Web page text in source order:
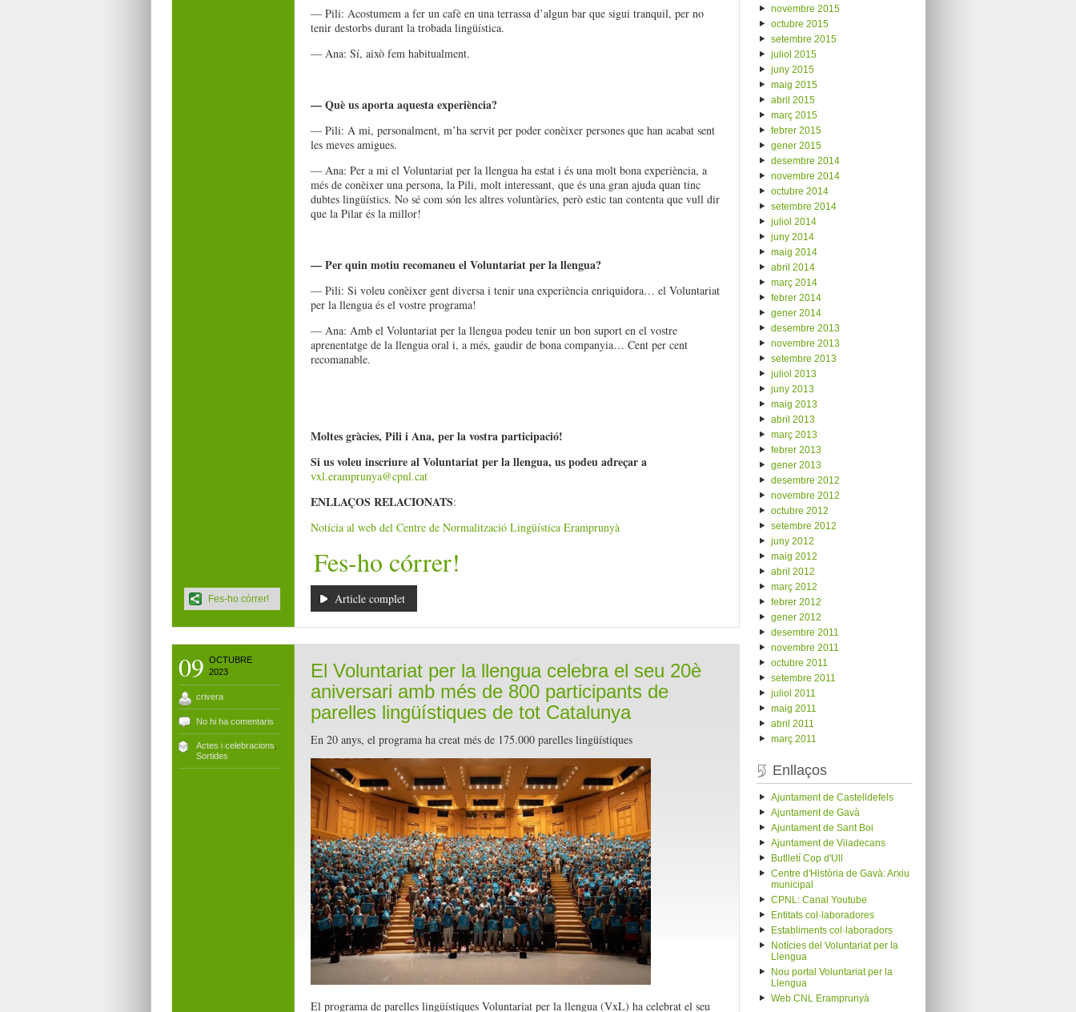
— Pili: Acostumem a fer un cafè en una terrassa d’algun bar que sigui tranquil, per no
tenir destorbs durant la trobada lingüística.
— Ana: Sí, això fem habitualment.
— Què us aporta aquesta experiència?
— Pili: A mi, personalment, m’ha servit per poder conèixer persones que han acabat sent
les meves amigues.
— Ana: Per a mi el Voluntariat per la llengua ha estat i és una molt bona experiència, a
més de conèixer una persona, la Pili, molt interessant, que és una gran ajuda quan tinc
dubtes lingüístics. No sé com són les altres voluntàries, però estic tan contenta que vull dir
que la Pilar és la millor!
— Per quin motiu recomaneu el Voluntariat per la llengua?
— Pili: Si voleu conèixer gent diversa i tenir una experiència enriquidora… el Voluntariat
per la llengua és el vostre programa!
— Ana: Amb el Voluntariat per la llengua podeu tenir un bon suport en el vostre
aprenentatge de la llengua oral i, a més, gaudir de bona companyia… Cent per cent
recomanable.
Moltes gràcies, Pili i Ana, per la vostra participació!
Si us voleu inscriure al Voluntariat per la llengua, us podeu adreçar a
vxl.eramprunya@cpnl.cat
ENLLAÇOS RELACIONATS:
Notícia al web del Centre de Normalització Lingüística Eramprunyà
Fes-ho córrer!
Article complet
Fes-ho córrer!
09 OCTUBRE
2023
crivera
No hi ha comentaris
Actes i celebracions
Sortides
El Voluntariat per la llengua celebra el seu 20è
aniversari amb més de 800 participants de
parelles lingüístiques de tot Catalunya
En 20 anys, el programa ha creat més de 175.000 parelles lingüístiques
El programa de parelles lingüístiques Voluntariat per la llengua (VxL) ha celebrat el seu
novembre 2015
octubre 2015
setembre 2015
juliol 2015
juny 2015
maig 2015
abril 2015
març 2015
febrer 2015
gener 2015
desembre 2014
novembre 2014
octubre 2014
setembre 2014
juliol 2014
juny 2014
maig 2014
abril 2014
març 2014
febrer 2014
gener 2014
desembre 2013
novembre 2013
setembre 2013
juliol 2013
juny 2013
maig 2013
abril 2013
març 2013
febrer 2013
gener 2013
desembre 2012
novembre 2012
octubre 2012
setembre 2012
juny 2012
maig 2012
abril 2012
març 2012
febrer 2012
gener 2012
desembre 2011
novembre 2011
octubre 2011
setembre 2011
juliol 2011
maig 2011
abril 2011
març 2011
Enllaços
Ajuntament de Castelldefels
Ajuntament de Gavà
Ajuntament de Sant Boi
Ajuntament de Viladecans
Butlletí Cop d'Ull
Centre d'Història de Gavà: Arxiu
municipal
CPNL: Canal Youtube
Entitats col·laboradores
Establiments col·laboradors
Notícies del Voluntariat per la
Llengua
Nou portal Voluntariat per la
Llengua
Web CNL Eramprunyà